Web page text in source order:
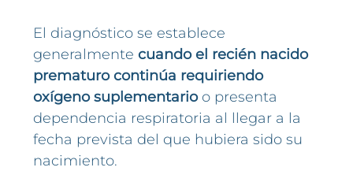
El diagnóstico se establece
generalmentecuando el recién nacido
prematuro continúa requiriendo
oxígeno suplementarioo presenta
dependencia respiratoria al llegar a la
fecha prevista del que hubiera sido su
nacimiento.